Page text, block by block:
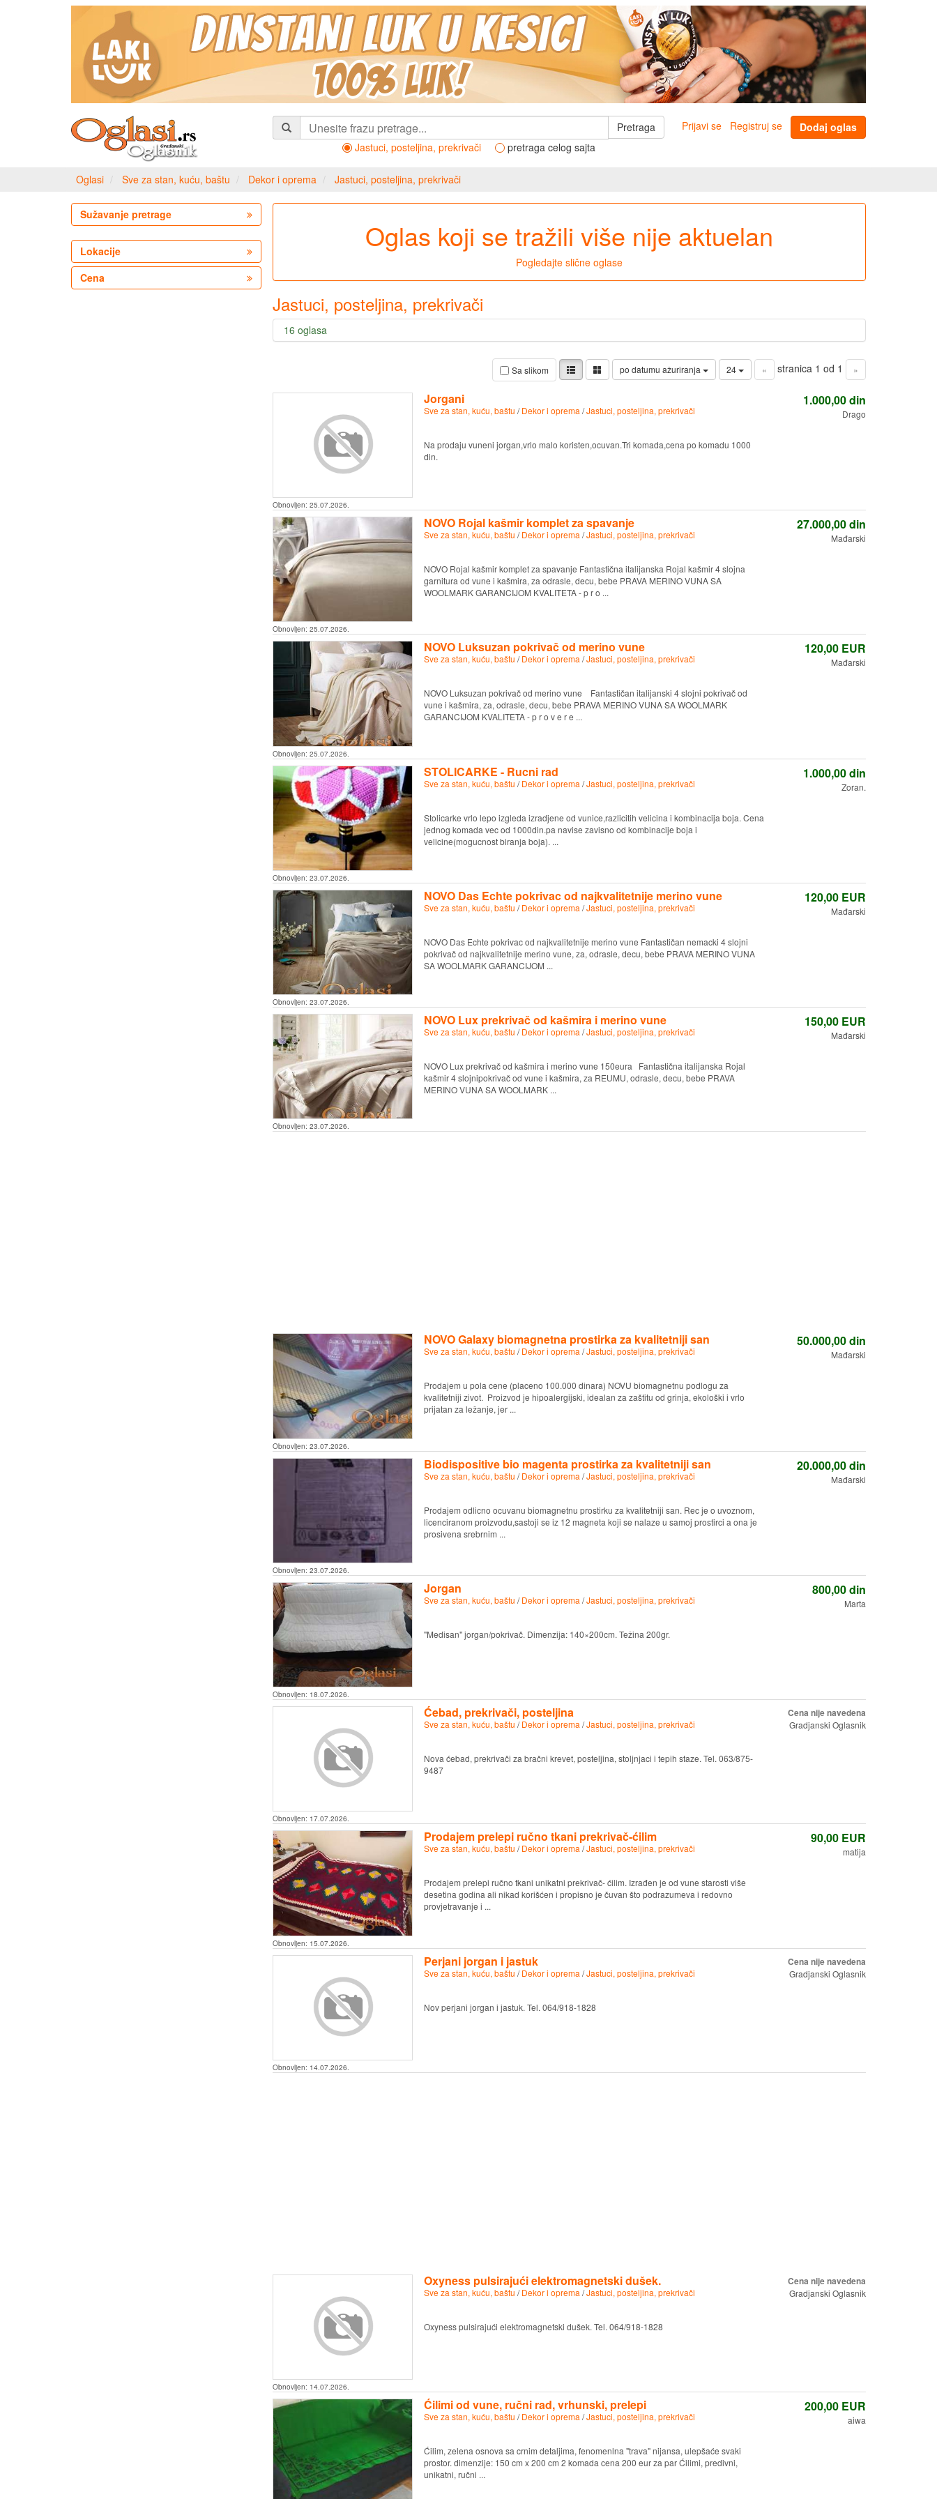
Pretraga
Jastuci, posteljina, prekrivači
pretraga celog sajta
Prijavi se Registruj se Dodaj oglas
Oglasi Sve za stan, kuću, baštu Dekor i oprema Jastuci, posteljina, prekrivači
Sužavanje pretrage
Lokacije
Cena
Oglas koji se tražili više nije aktuelan
Pogledajte slične oglase
Jastuci, posteljina, prekrivači
16 oglasa
Sa slikom po datumu ažuriranja 24 « stranica 1 od 1 »
Obnovljen: 25.07.2026.
Jorgani
Sve za stan, kuću, baštu /Dekor i oprema /Jastuci, posteljina, prekrivači
Na prodaju vuneni jorgan,vrlo malo koristen,ocuvan.Tri komada,cena po komadu 1000
din.
1.000,00din
Drago
Obnovljen: 25.07.2026.
NOVO Rojal kašmir komplet za spavanje
Sve za stan, kuću, baštu /Dekor i oprema /Jastuci, posteljina, prekrivači
NOVO Rojal kašmir komplet za spavanje Fantastična italijanska Rojal kašmir 4 slojna
garnitura od vune i kašmira, za odrasle, decu, bebe PRAVA MERINO VUNA SA
WOOLMARK GARANCIJOM KVALITETA - p r o ...
27.000,00din
Mađarski
Obnovljen: 25.07.2026.
NOVO Luksuzan pokrivač od merino vune
Sve za stan, kuću, baštu /Dekor i oprema /Jastuci, posteljina, prekrivači
NOVO Luksuzan pokrivač od merino vune Fantastičan italijanski 4 slojni pokrivač od
vune i kašmira, za, odrasle, decu, bebe PRAVA MERINO VUNA SA WOOLMARK
GARANCIJOM KVALITETA - p r o v e r e ...
120,00EUR
Mađarski
Obnovljen: 23.07.2026.
STOLICARKE - Rucni rad
Sve za stan, kuću, baštu /Dekor i oprema /Jastuci, posteljina, prekrivači
Stolicarke vrlo lepo izgleda izradjene od vunice,razlicitih velicina i kombinacija boja. Cena
jednog komada vec od 1000din.pa navise zavisno od kombinacije boja i
velicine(mogucnost biranja boja). ...
1.000,00din
Zoran.
Obnovljen: 23.07.2026.
NOVO Das Echte pokrivac od najkvalitetnije merino vune
Sve za stan, kuću, baštu /Dekor i oprema /Jastuci, posteljina, prekrivači
NOVO Das Echte pokrivac od najkvalitetnije merino vune Fantastičan nemacki 4 slojni
pokrivač od najkvalitetnije merino vune, za, odrasle, decu, bebe PRAVA MERINO VUNA
SA WOOLMARK GARANCIJOM ...
120,00EUR
Mađarski
Obnovljen: 23.07.2026.
NOVO Lux prekrivač od kašmira i merino vune
Sve za stan, kuću, baštu /Dekor i oprema /Jastuci, posteljina, prekrivači
NOVO Lux prekrivač od kašmira i merino vune 150eura Fantastična italijanska Rojal
kašmir 4 slojnipokrivač od vune i kašmira, za REUMU, odrasle, decu, bebe PRAVA
MERINO VUNA SA WOOLMARK ...
150,00EUR
Mađarski
Obnovljen: 23.07.2026.
NOVO Galaxy biomagnetna prostirka za kvalitetniji san
Sve za stan, kuću, baštu /Dekor i oprema /Jastuci, posteljina, prekrivači
Prodajem u pola cene (placeno 100.000 dinara) NOVU biomagnetnu podlogu za
kvalitetniji zivot. Proizvod je hipoalergijski, idealan za zaštitu od grinja, ekološki i vrlo
prijatan za ležanje, jer ...
50.000,00din
Mađarski
Obnovljen: 23.07.2026.
Biodispositive bio magenta prostirka za kvalitetniji san
Sve za stan, kuću, baštu /Dekor i oprema /Jastuci, posteljina, prekrivači
Prodajem odlicno ocuvanu biomagnetnu prostirku za kvalitetniji san. Rec je o uvoznom,
licenciranom proizvodu,sastoji se iz 12 magneta koji se nalaze u samoj prostirci a ona je
prosivena srebrnim ...
20.000,00din
Mađarski
Obnovljen: 18.07.2026.
Jorgan
Sve za stan, kuću, baštu /Dekor i oprema /Jastuci, posteljina, prekrivači
"Medisan" jorgan/pokrivač. Dimenzija: 140×200cm. Težina 200gr.
800,00din
Marta
Obnovljen: 17.07.2026.
Ćebad, prekrivači, posteljina
Sve za stan, kuću, baštu /Dekor i oprema /Jastuci, posteljina, prekrivači
Nova ćebad, prekrivači za bračni krevet, posteljina, stoljnjaci i tepih staze. Tel. 063/875-
9487
Cena nije navedena
Gradjanski Oglasnik
Obnovljen: 15.07.2026.
Prodajem prelepi ručno tkani prekrivač-ćilim
Sve za stan, kuću, baštu /Dekor i oprema /Jastuci, posteljina, prekrivači
Prodajem prelepi ručno tkani unikatni prekrivač- ćilim. Izrađen je od vune starosti više
desetina godina ali nikad korišćen i propisno je čuvan što podrazumeva i redovno
provjetravanje i ...
90,00EUR
matija
Obnovljen: 14.07.2026.
Perjani jorgan i jastuk
Sve za stan, kuću, baštu /Dekor i oprema /Jastuci, posteljina, prekrivači
Nov perjani jorgan i jastuk. Tel. 064/918-1828
Cena nije navedena
Gradjanski Oglasnik
Obnovljen: 14.07.2026.
Oxyness pulsirajući elektromagnetski dušek.
Sve za stan, kuću, baštu /Dekor i oprema /Jastuci, posteljina, prekrivači
Oxyness pulsirajući elektromagnetski dušek. Tel. 064/918-1828
Cena nije navedena
Gradjanski Oglasnik
Ćilimi od vune, ručni rad, vrhunski, prelepi
Sve za stan, kuću, baštu /Dekor i oprema /Jastuci, posteljina, prekrivači
Ćilim, zelena osnova sa crnim detaljima, fenomenlna "trava" nijansa, ulepšaće svaki
prostor. dimenzije: 150 cm x 200 cm 2 komada cena 200 eur za par Ćilimi, predivni,
unikatni, ručni ...
200,00EUR
aiwa